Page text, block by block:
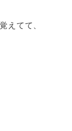
えてて、